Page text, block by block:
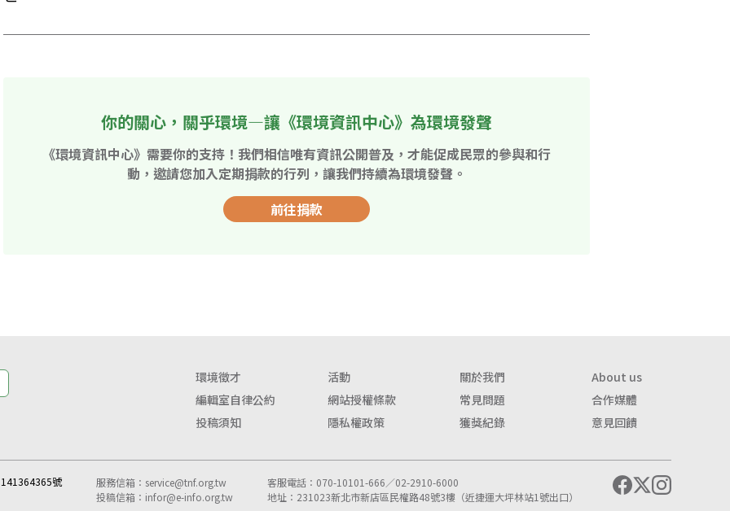
你的關心，關乎環境—讓《環境資訊中心》為環境發聲
《環境資訊中心》需要你的支持！我們相信唯有資訊公開普及，才能促成民眾的參與和行
動，邀請您加入定期捐款的行列，讓我們持續為環境發聲。
前往捐款
環境徵才 活動 關於我們
About us
編輯室自律公約
網站授權條款 常見問題
合作媒體
投稿須知
隱私權政策 獲獎紀錄 意見回饋
號 服務信箱： service@tnf.org.tw
投稿信箱： infor@e-info.org.tw
客服電話：070-10101-666／02-2910-6000
地址：231023新北市新店區民權路48號3樓（近捷運大坪林站1號出口）